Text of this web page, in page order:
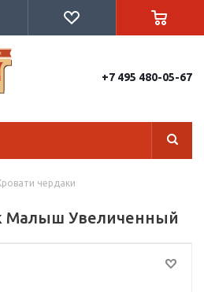
+7 495 480-05-67
чердаки
Малыш Увеличенный